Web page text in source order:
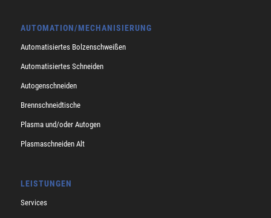
AUTOMATION/MECHANISIERUNG
Automatisiertes Bolzenschweißen
Automatisiertes Schneiden
Autogenschneiden
Brennschneidtische
Plasma und/oder Autogen
Plasmaschneiden Alt
LEISTUNGEN
Services